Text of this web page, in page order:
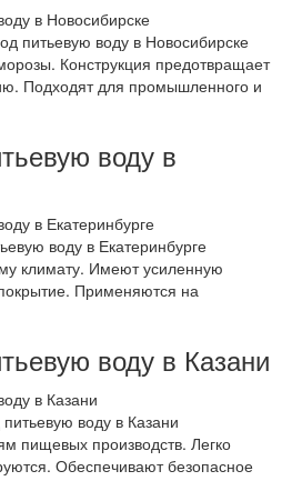
питьевую воду в Новосибирске
Конструкция предотвращает
Подходят для промышленного и
воду в
воду в Екатеринбурге
климату. Имеют усиленную
Применяются на
воду в Казани
воду в Казани
пищевых производств. Легко
Обеспечивают безопасное